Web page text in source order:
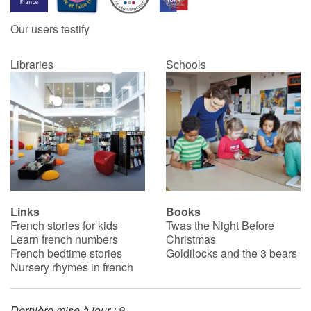
Catalogue anglais
Contraste +
Help
Home
Family
Schools
Libraries
Our users testify
Libraries Schools
Links
French stories for kids
Learn french numbers
French bedtime stories
Nursery rhymes in french
Books
Twas the Night Before
Christmas
Goldilocks and the 3 bears